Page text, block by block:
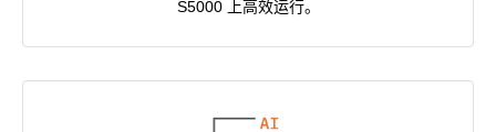
S5000 上高效运行。